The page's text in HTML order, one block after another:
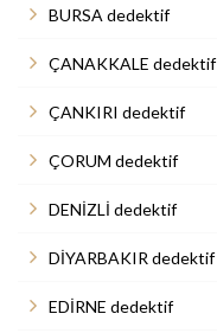
BURSA dedektif
ÇANAKKALE dedektif
ÇANKIRI dedektif
ÇORUM dedektif
DENİZLİ dedektif
DİYARBAKIR dedektif
EDİRNE dedektif